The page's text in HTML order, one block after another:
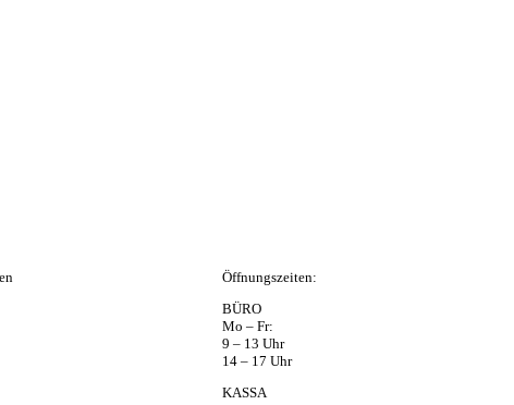
Öffnungszeiten:
BÜRO
Mo – Fr:
9 – 13 Uhr
14 – 17 Uhr
KASSA